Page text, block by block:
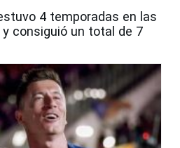
4 temporadas en las
consiguió un total de 7